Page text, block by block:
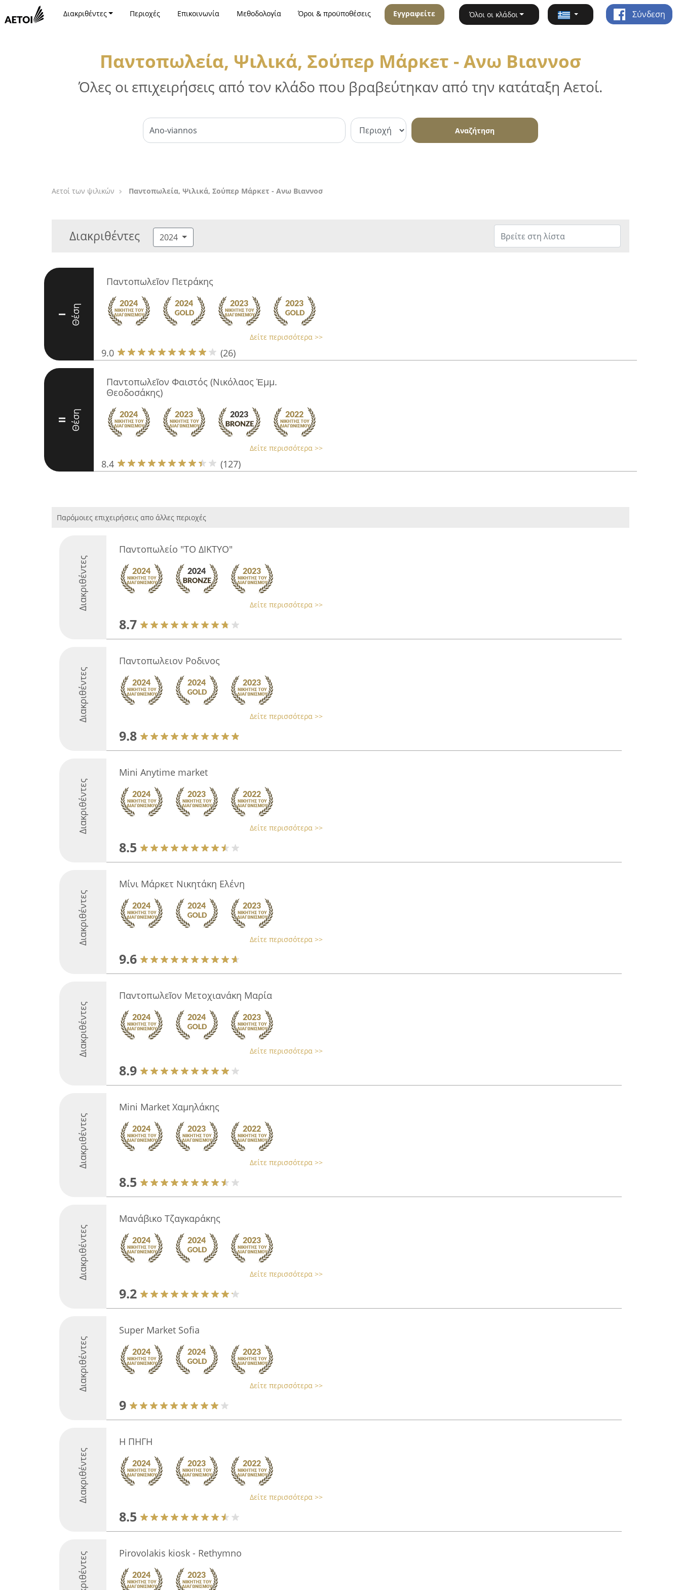
Διακριθέντες Περιοχές Επικοινωνία Μεθοδολογία Όροι & προϋποθέσεις Εγγραφείτε Όλοι οι κλάδοι Σύνδεση
Παντοπωλεία, Ψιλικά, Σούπερ Μάρκετ - Ανω Βιαννοσ
Όλες οι επιχειρήσεις από τον κλάδο που βραβεύτηκαν από την κατάταξη Αετοί.
Αναζήτηση
Αετοί των ψιλικών Παντοπωλεία, Ψιλικά, Σούπερ Μάρκετ - Ανω Βιαννοσ
Διακριθέντες 2024
I Θέση
Παντοπωλεῖον Πετράκης
Δείτε περισσότερα >>
9.0 (26)
II Θέση
Παντοπωλεῖον Φαιστός (Νικόλαος Ἐμμ.
Θεοδοσάκης)
Δείτε περισσότερα >>
8.4 (127)
Παρόμοιες επιχειρήσεις απο άλλες περιοχές
Διακριθέντες
Παντοπωλείο "ΤΟ ΔΙΚΤΥΟ"
Δείτε περισσότερα >>
8.7
Διακριθέντες
Παντοπωλειον Ροδινος
Δείτε περισσότερα >>
9.8
Διακριθέντες
Mini Anytime market
Δείτε περισσότερα >>
8.5
Διακριθέντες
Μίνι Μάρκετ Νικητάκη Ελένη
Δείτε περισσότερα >>
9.6
Διακριθέντες
Παντοπωλεῖον Μετοχιανάκη Μαρία
Δείτε περισσότερα >>
8.9
Διακριθέντες
Mini Market Χαμηλάκης
Δείτε περισσότερα >>
8.5
Διακριθέντες
Μανάβικο Τζαγκαράκης
Δείτε περισσότερα >>
9.2
Διακριθέντες
Super Market Sofia
Δείτε περισσότερα >>
9
Διακριθέντες
Η ΠΗΓΗ
Δείτε περισσότερα >>
8.5
Pirovolakis kiosk - Rethymno